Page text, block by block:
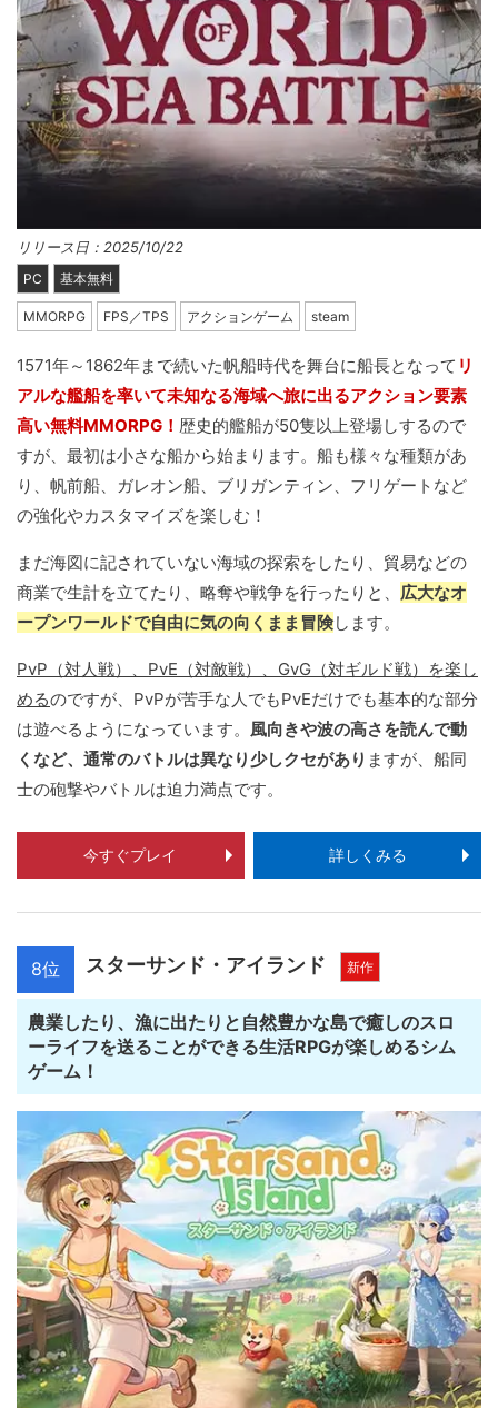
リリース日：2025/10/22
PC 基本無料
MMORPG FPS／TPS アクションゲーム steam
1571年～1862年まで続いた帆船時代を舞台に船長となって リ
アルな艦船を率いて未知なる海域へ旅に出るアクション要素
高い無料MMORPG！ 歴史的艦船が50隻以上登場しするので
すが、最初は小さな船から始まります。船も様々な種類があ
り、帆前船、ガレオン船、ブリガンティン、フリゲートなど
の強化やカスタマイズを楽しむ！
まだ海図に記されていない海域の探索をしたり、貿易などの
商業で生計を立てたり、略奪や戦争を行ったりと、 広大なオ
ープンワールドで自由に気の向くまま冒険します。
PvP（対人戦）、PvE（対敵戦）、GvG（対ギルド戦）を楽し
めるのですが、PvPが苦手な人でもPvEだけでも基本的な部分
は遊べるようになっています。 風向きや波の高さを読んで動
くなど、通常のバトルは異なり少しクセがあり ますが、船同
士の砲撃やバトルは迫力満点です。
今すぐプレイ 詳しくみる
8位 スターサンド・アイランド 新作
農業したり、漁に出たりと自然豊かな島で癒しのスロ
ーライフを送ることができる生活RPGが楽しめるシム
ゲーム！